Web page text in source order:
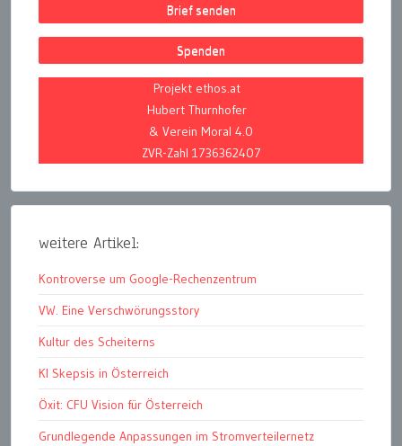
Brief senden
Spenden
Projekt ethos.at
Hubert Thurnhofer
& Verein Moral 4.0
ZVR-Zahl 1736362407
weitere Artikel:
Kontroverse um Google-Rechenzentrum
VW. Eine Verschwörungsstory
Kultur des Scheiterns
KI Skepsis in Österreich
Öxit: CFU Vision für Österreich
Grundlegende Anpassungen im Stromverteilernetz